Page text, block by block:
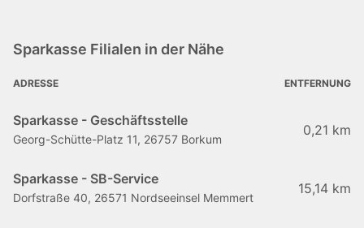
Sparkasse Filialen in der Nähe
ADRESSE ENTFERNUNG
Sparkasse - Geschäftsstelle
Georg-Schütte-Platz 11, 26757 Borkum
0,21 km
Sparkasse - SB-Service
Dorfstraße 40, 26571 Nordseeinsel Memmert
15,14 km